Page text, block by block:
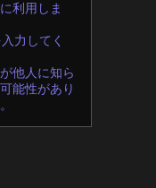
利用しま
力してく
他人に知ら
能性があり